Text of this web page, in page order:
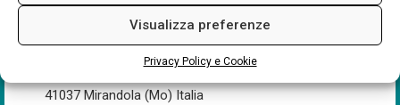
Visualizza preferenze
Privacy Policy e Cookie
41037 Mirandola (Mo) Italia